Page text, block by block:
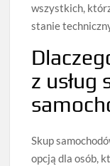
wszystkich,
stanie
z usług
Skup
opcją dla osób,